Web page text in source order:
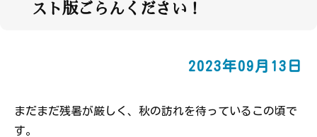
スト版ごらんください！
2023年09月13日
まだまだ残暑が厳しく、秋の訪れを待っているこの頃で
す。